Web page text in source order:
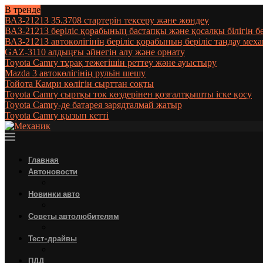
В тренде
ВАЗ-21213 35.3708 стартерін тексеру және жөндеу
ВАЗ-21213 беріліс қорабының бастапқы және қосалқы білігін
ВАЗ-21213 автокөлігінің беріліс қорабының беріліс таңдау
GAZ-3110 алдыңғы әйнегін алу және орнату
Toyota Camry тұрақ тежегішін реттеу және ауыстыру
Mazda 3 автокөлігінің рульін шешу
Тойота Камри көлігін сырттан соқты
Toyota Camry сыртқы ток көздерінен қозғалтқышты іске қосу
Toyota Camry-де батарея зарядталмай жатыр
Toyota Camry қызып кетті
Главная
Автоновости
Новинки авто
Советы автолюбителям
Тест-драйвы
ПДД